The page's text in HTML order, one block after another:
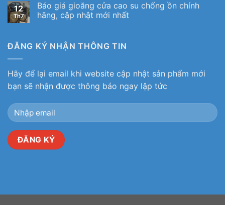
12
Th7
Báo giá gioăng cửa cao su chống ồn chính
hãng, cập nhật mới nhất
ĐĂNG KÝ NHẬN THÔNG TIN
Hãy để lại email khi website cập nhật sản phẩm mới
bạn sẽ nhận được thông báo ngay lập tức